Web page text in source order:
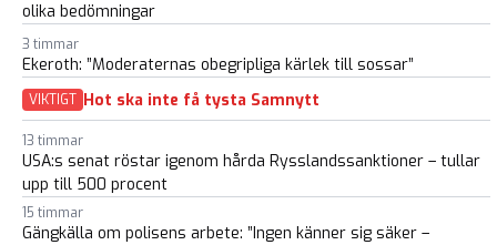
olika bedömningar
3 timmar
Ekeroth: ”Moderaternas obegripliga kärlek till sossar”
VIKTIGT Hot ska inte få tysta Samnytt
13 timmar
USA:s senat röstar igenom hårda Rysslandssanktioner – tullar
upp till 500 procent
15 timmar
Gängkälla om polisens arbete: ”Ingen känner sig säker –